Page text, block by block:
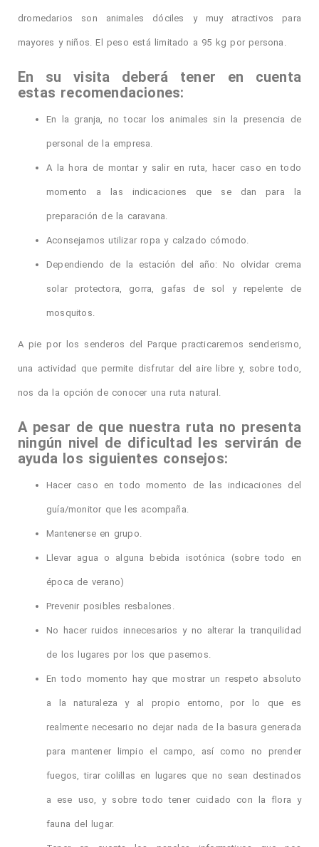
dromedarios son animales dóciles y muy atractivos para
mayores y niños. El peso está limitado a 95 kg por persona.
En su visita deberá tener en cuenta
estas recomendaciones:
En la granja, no tocar los animales sin la presencia de
personal de la empresa.
A la hora de montar y salir en ruta, hacer caso en todo
momento a las indicaciones que se dan para la
preparación de la caravana.
Aconsejamos utilizar ropa y calzado cómodo.
Dependiendo de la estación del año: No olvidar crema
solar protectora, gorra, gafas de sol y repelente de
mosquitos.
A pie por los senderos del Parque practicaremos senderismo,
una actividad que permite disfrutar del aire libre y, sobre todo,
nos da la opción de conocer una ruta natural.
A pesar de que nuestra ruta no presenta
ningún nivel de dificultad les servirán de
ayuda los siguientes consejos:
Hacer caso en todo momento de las indicaciones del
guía/monitor que les acompaña.
Mantenerse en grupo.
Llevar agua o alguna bebida isotónica (sobre todo en
época de verano)
Prevenir posibles resbalones.
No hacer ruidos innecesarios y no alterar la tranquilidad
de los lugares por los que pasemos.
En todo momento hay que mostrar un respeto absoluto
a la naturaleza y al propio entorno, por lo que es
realmente necesario no dejar nada de la basura generada
para mantener limpio el campo, así como no prender
fuegos, tirar colillas en lugares que no sean destinados
a ese uso, y sobre todo tener cuidado con la flora y
fauna del lugar.